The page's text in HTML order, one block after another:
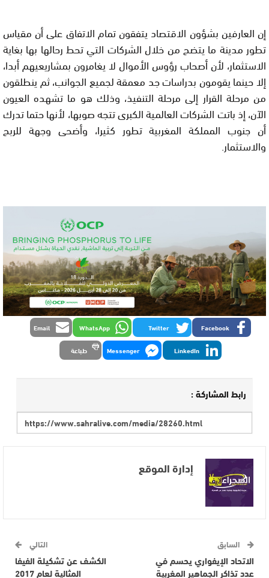
إن العارفين بشؤون الاقتصاد يتفقون تمام الاتفاق على أن مقياس
تطور مدينة ما يتضح من خلال الشركات التي تحط رحالها بها بغاية
الاستثمار، لأن أصحاب رؤوس الأموال لا يغامرون بمشاريعيهم أبدا،
إلا حينما يقومون بدراسات جد معمقة لجميع الجوانب، ثم ينطلقون
من مرحلة القرار إلى مرحلة التنفيذ، وذلك هو ما تشهده العيون
الآن، إذ باتت الشركات العالمية الكبرى تتجه صوبها، لأنها حتما تدرك
أن جنوب المملكة المغربية تطور كثيرا، وأضحى وجهة للربح
والاستثمار.
Facebook
Twitter
WhatsApp
Email
LinkedIn
Messenger طباعة
رابط المشاركة :
إدارة الموقع
السابق
الاتحاد الإيفواري يحسم في
عدد تذاكر الجماهير المغربية
التالي
الكشف عن تشكيلة الفيفا
المثالية لعام 2017